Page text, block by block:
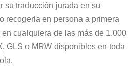
su traducción jurada en su
recogerla en persona a primera
cualquiera de las más de 1.000
GLS o MRW disponibles en toda